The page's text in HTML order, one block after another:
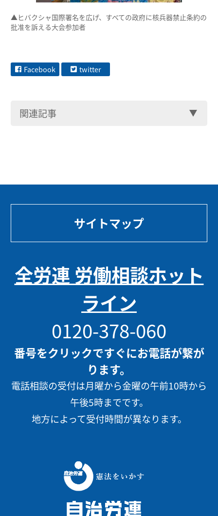
▲ヒバクシャ国際署名を広げ、すべての政府に核兵器禁止条約の
批准を訴える大会参加者
Facebook twitter
関連記事
サイトマップ
全労連 労働相談ホット
ライン
0120-378-060
番号をクリックですぐにお電話が繋が
ります。
電話相談の受付は月曜から金曜の午前10時から
午後5時までです。
地方によって受付時間が異なります。